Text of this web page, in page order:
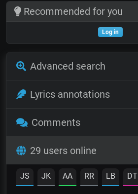
Recommended for you
Log in
Advanced search
Lyrics annotations
Comments
29 users online
JS JK AA RR LB DT